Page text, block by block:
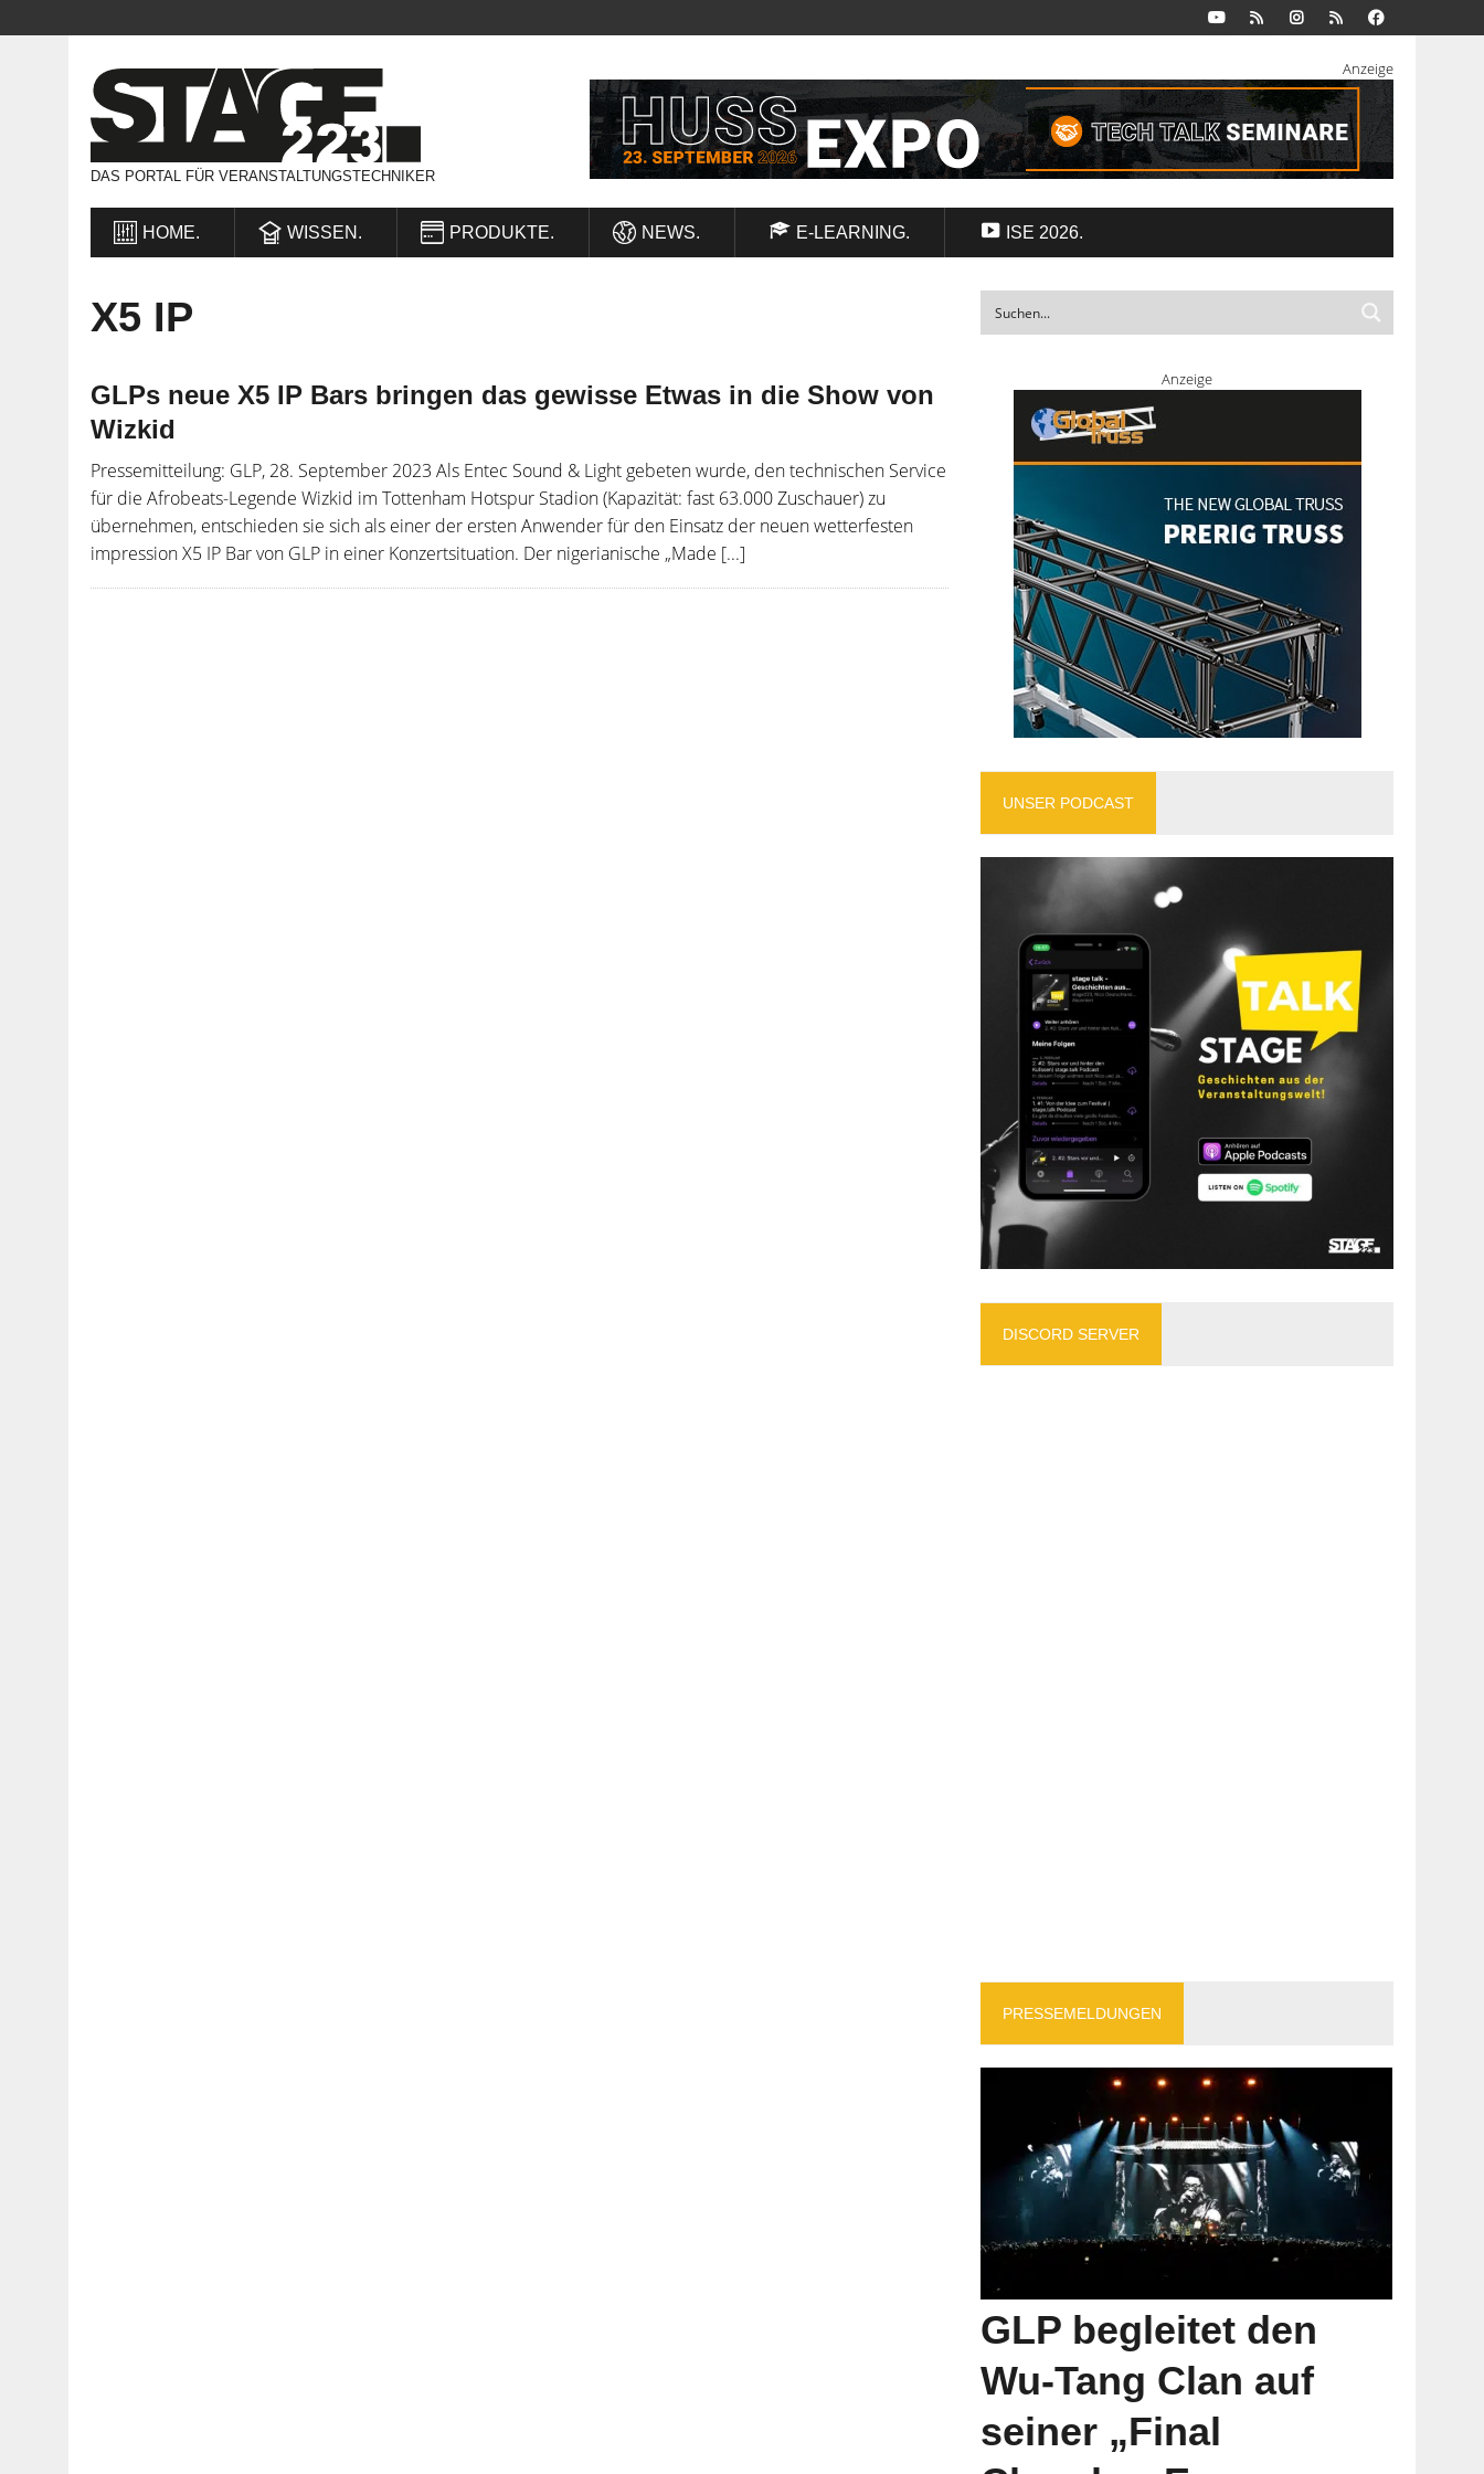
DAS PORTAL FÜR VERANSTALTUNGSTECHNIKER
Anzeige
HOME. WISSEN. PRODUKTE. NEWS. E-LEARNING. ISE 2026.
X5 IP
GLPs neue X5 IP Bars bringen das gewisse Etwas in die Show von
Wizkid
Pressemitteilung: GLP, 28. September 2023 Als Entec Sound & Light gebeten wurde, den technischen Service
für die Afrobeats-Legende Wizkid im Tottenham Hotspur Stadion (Kapazität: fast 63.000 Zuschauer) zu
übernehmen, entschieden sie sich als einer der ersten Anwender für den Einsatz der neuen wetterfesten
impression X5 IP Bar von GLP in einer Konzertsituation. Der nigerianische „Made [...]
Anzeige
UNSER PODCAST
DISCORD SERVER
PRESSEMELDUNGEN
GLP begleitet den
Wu-Tang Clan auf
seiner „Final